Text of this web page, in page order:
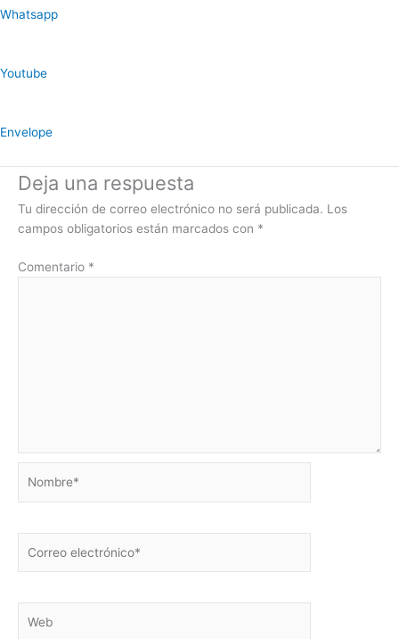
Whatsapp
Youtube
Envelope
Deja una respuesta
Tu dirección de correo electrónico no será publicada. Los
campos obligatorios están marcados con *
Comentario *
electrónico*